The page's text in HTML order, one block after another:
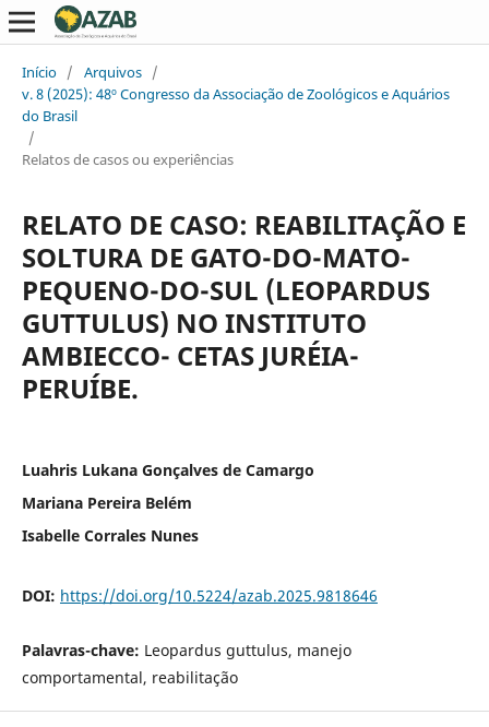
Início / Arquivos /
v. 8 (2025): 48º Congresso da Associação de Zoológicos e Aquários
do Brasil
/
Relatos de casos ou experiências
RELATO DE CASO: REABILITAÇÃO E
SOLTURA DE GATO-DO-MATO-
PEQUENO-DO-SUL (LEOPARDUS
GUTTULUS) NO INSTITUTO
AMBIECCO- CETAS JURÉIA-
PERUÍBE.
Luahris Lukana Gonçalves de Camargo
Mariana Pereira Belém
Isabelle Corrales Nunes
DOI: https://doi.org/10.5224/azab.2025.9818646
Palavras-chave: Leopardus guttulus, manejo
comportamental, reabilitação